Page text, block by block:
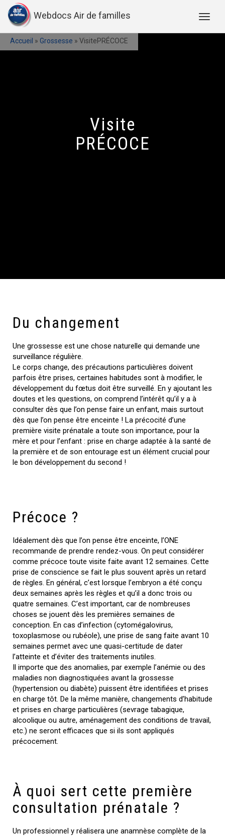
Webdocs Air de familles
Accueil » Grossesse » VisitePRÉCOCE
Visite
PRÉCOCE
Du changement
Une grossesse est une chose naturelle qui demande une
surveillance régulière.
Le corps change, des précautions particulières doivent
parfois être prises, certaines habitudes sont à modifier, le
développement du fœtus doit être surveillé. En y ajoutant les
doutes et les questions, on comprend l’intérêt qu’il y a à
consulter dès que l’on pense faire un enfant, mais surtout
dès que l’on pense être enceinte ! La précocité d’une
première visite prénatale a toute son importance, pour la
mère et pour l’enfant : prise en charge adaptée à la santé de
la première et de son entourage est un élément crucial pour
le bon développement du second !
Précoce ?
Idéalement dès que l’on pense être enceinte, l’ONE
recommande de prendre rendez-vous. On peut considérer
comme précoce toute visite faite avant 12 semaines. Cette
prise de conscience se fait le plus souvent après un retard
de règles. En général, c’est lorsque l’embryon a été conçu
deux semaines après les règles et qu’il a donc trois ou
quatre semaines. C’est important, car de nombreuses
choses se jouent dès les premières semaines de
conception. En cas d’infection (cytomégalovirus,
toxoplasmose ou rubéole), une prise de sang faite avant 10
semaines permet avec une quasi-certitude de dater
l’atteinte et d’éviter des traitements inutiles.
Il importe que des anomalies, par exemple l’anémie ou des
maladies non diagnostiquées avant la grossesse
(hypertension ou diabète) puissent être identifiées et prises
en charge tôt. De la même manière, changements d’habitude
et prises en charge particulières (sevrage tabagique,
alcoolique ou autre, aménagement des conditions de travail,
etc.) ne seront efficaces que si ils sont appliqués
précocement.
À quoi sert cette première
consultation prénatale ?
Un professionnel y réalisera une anamnèse complète de la